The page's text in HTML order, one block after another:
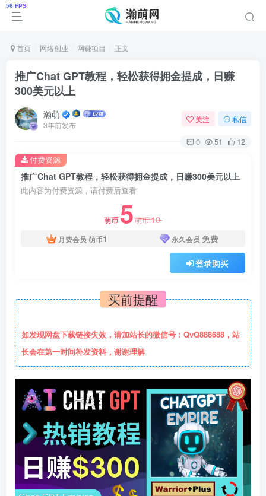
首页 网络创业 网赚项目 正文
推广Chat GPT教程，轻松获得拥金提成，日赚
300美元以上
瀚萌
3年前发布
关注 私信
0 51 12
推广Chat GPT教程，轻松获得拥金提成，日赚300美元以上
此内容为付费资源，请付费后查看
萌币 5萌币10
月费会员 萌币1 永久会员 免费
登录购买
付费资源
买前提醒
如发现网盘下载链接失效，请加站长的微信号：QvQ888688，站
长会在第一时间补发资料，谢谢理解